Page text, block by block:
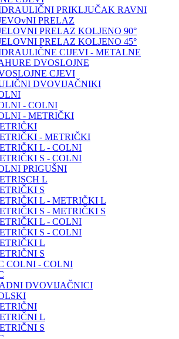
PRIKLJUČAK RAVNI
PRELAZ
PRELAZ KOLJENO 90°
PRELAZ KOLJENO 45°
CIJEVI - METALNE
DVOSLOJNE
CJEVI
DVOVIJAČNIKI
- COLNI
- METRIČKI
- METRIČKI
L - COLNI
S - COLNI
PRIGUŠNI
L
S
L - METRIČKI L
S - METRIČKI S
L - COLNI
S - COLNI
L
S
COLNI - COLNI
DVOVIJAČNICI
L
S